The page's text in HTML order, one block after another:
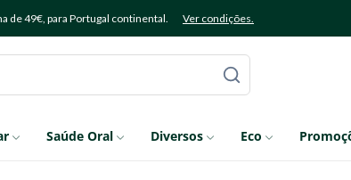
de 49€, para Portugal continental. Ver condições.
Saúde Oral Diversos Eco